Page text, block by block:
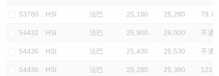
53780 HSI 法巴 25,180 25,280 79.7
54432 HSI 法巴 25,900 26,000 不適
54435 HSI 法巴 25,430 25,530 不適
54436 HSI 法巴 25,280 25,380 121.5